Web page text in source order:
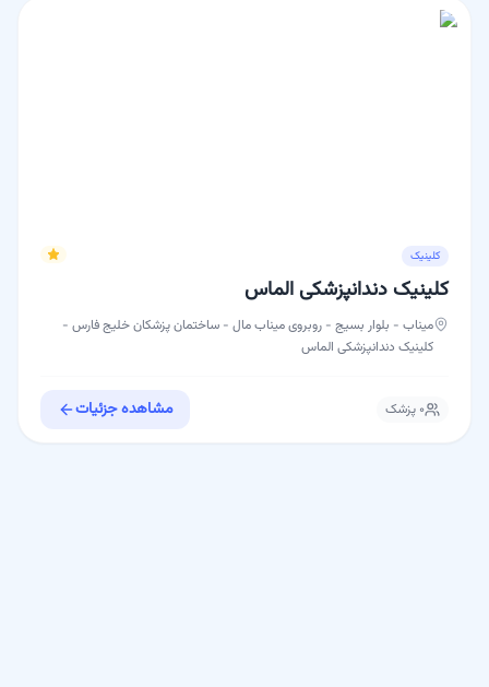
کلینیک
کلینیک دندانپزشکی الماس
میناب - بلوار بسيج - روبروی ميناب مال - ساختمان پزشکان خلیج فارس -
کلینیک دندانپزشکی الماس
۰ پزشک مشاهده جزئیات